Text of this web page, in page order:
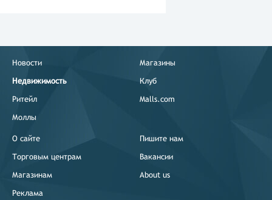
Новости
Недвижимость
Ритейл
Моллы
Магазины
Клуб
Malls.com
О сайте
Торговым центрам
Магазинам
Реклама
Пишите нам
Вакансии
About us